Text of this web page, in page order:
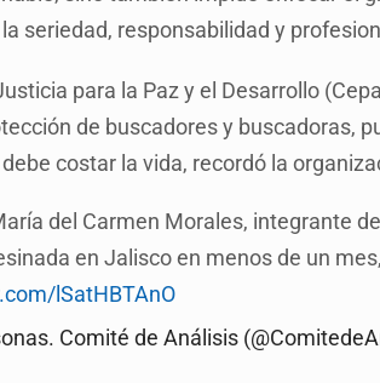
seriedad, responsabilidad y
para la Paz y el Desarrollo
de buscadores y buscadoras,
costar la vida, recordó la
del Carmen Morales, integrante
en Jalisco en menos de un
lSatHBTAnO
Comité de Análisis